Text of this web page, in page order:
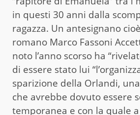
in questi 30 anni dalla
ragazza. Un antesignano
romano Marco Fassoni
noto l’anno scorso ha
di essere stato lui
sparizione della Orlandi,
che avrebbe dovuto essere
temporanea e con la quale